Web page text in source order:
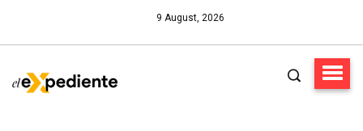
9 August, 2026